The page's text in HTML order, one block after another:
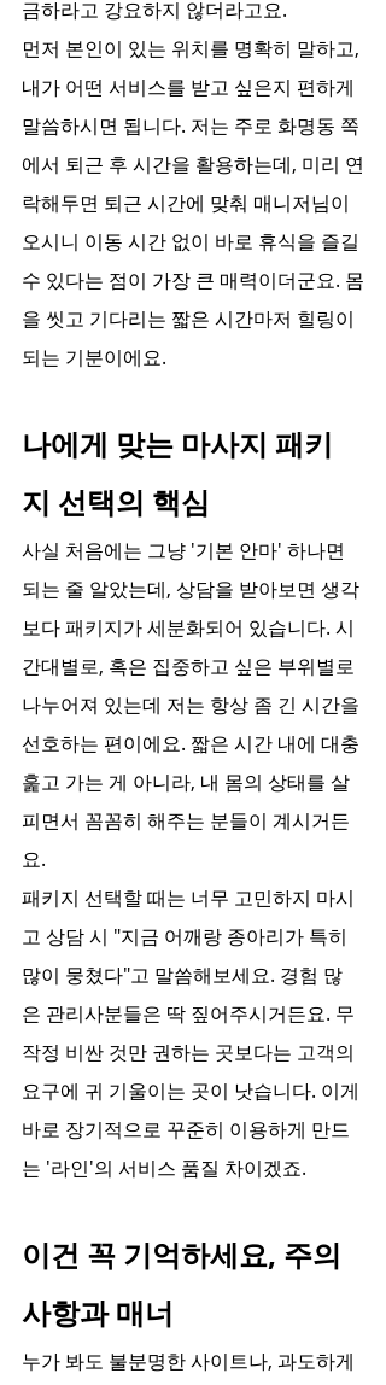
금하라고 강요하지 않더라고요.
먼저 본인이 있는 위치를 명확히 말하고,
내가 어떤 서비스를 받고 싶은지 편하게
말씀하시면 됩니다. 저는 주로 화명동 쪽
에서 퇴근 후 시간을 활용하는데, 미리 연
락해두면 퇴근 시간에 맞춰 매니저님이
오시니 이동 시간 없이 바로 휴식을 즐길
수 있다는 점이 가장 큰 매력이더군요. 몸
을 씻고 기다리는 짧은 시간마저 힐링이
되는 기분이에요.
나에게 맞는 마사지 패키
지 선택의 핵심
사실 처음에는 그냥 '기본 안마' 하나면
되는 줄 알았는데, 상담을 받아보면 생각
보다 패키지가 세분화되어 있습니다. 시
간대별로, 혹은 집중하고 싶은 부위별로
나누어져 있는데 저는 항상 좀 긴 시간을
선호하는 편이에요. 짧은 시간 내에 대충
훑고 가는 게 아니라, 내 몸의 상태를 살
피면서 꼼꼼히 해주는 분들이 계시거든
요.
패키지 선택할 때는 너무 고민하지 마시
고 상담 시 "지금 어깨랑 종아리가 특히
많이 뭉쳤다"고 말씀해보세요. 경험 많
은 관리사분들은 딱 짚어주시거든요. 무
작정 비싼 것만 권하는 곳보다는 고객의
요구에 귀 기울이는 곳이 낫습니다. 이게
바로 장기적으로 꾸준히 이용하게 만드
는 '라인'의 서비스 품질 차이겠죠.
이건 꼭 기억하세요, 주의
사항과 매너
누가 봐도 불분명한 사이트나, 과도하게